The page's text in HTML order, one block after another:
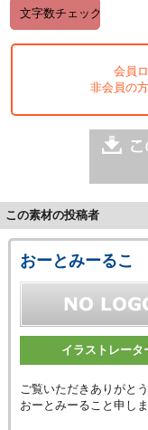
会員
非会員の
この素材の投稿者
おーとみーるこ
イラストレータ
ご覧いただきありがと
おーとみーること申しま